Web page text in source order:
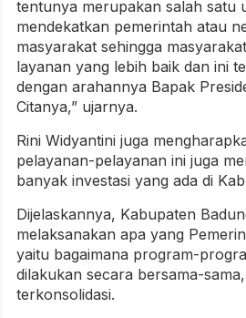
tentunya merupakan salah satu
mendekatkan pemerintah atau
masyarakat sehingga
layanan yang lebih baik dan ini
dengan arahannya Bapak
Citanya,” ujarnya.
Rini Widyantini juga
pelayanan-pelayanan ini juga
banyak investasi yang ada di
Dijelaskannya, Kabupaten
melaksanakan apa yang
yaitu bagaimana program-
dilakukan secara bersama-
terkonsolidasi.